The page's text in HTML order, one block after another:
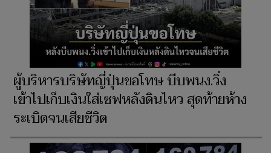
ผู้บริหารบริษัทญี่ปุ่นขอโทษ บีบพนง.วิ่ง
เข้าไปเก็บเงินใส่เซฟหลังดินไหว สุดท้ายห้าง
ระเบิดจนเสียชีวิต